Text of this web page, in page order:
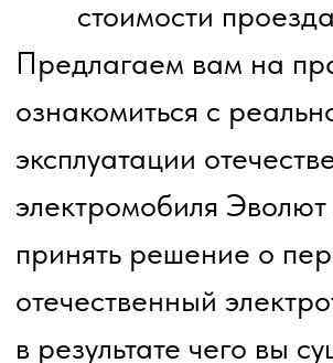
электромобиля
Государственные меры
поддержки: информация о
субсидиях на покупку
электромобилей.
Ключевые преимущества
перед бензиновыми авто:
платных парковках Москвы,
Санкт‑Петербурга и Сочи;